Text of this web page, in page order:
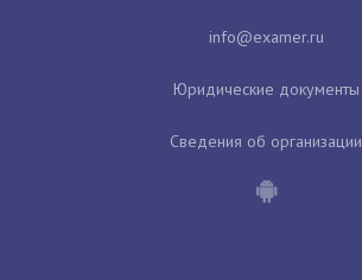
Юридические документы
Сведения об организации